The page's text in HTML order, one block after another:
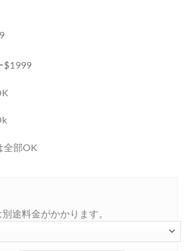
$1999
全部OK
途料金がかかります。